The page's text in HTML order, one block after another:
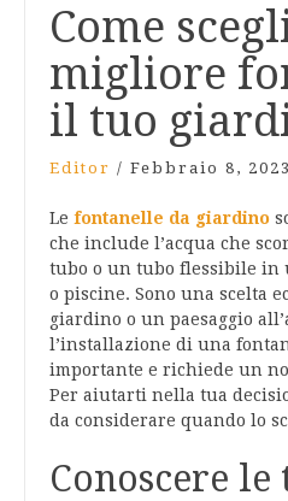
Come
migliore
il tuo
Editor / Febbraio 8, 2023
Le fontanelle da giardino
che include l’acqua che
tubo o un tubo flessibile in
o piscine. Sono una scelta
giardino o un paesaggio
l’installazione di una
importante e richiede un
Per aiutarti nella tua
da considerare quando lo
Conoscere